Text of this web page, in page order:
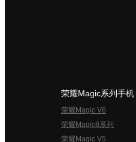
荣耀Magic系列手机
荣耀Magic V6
荣耀Magic8系列
荣耀Magic V5